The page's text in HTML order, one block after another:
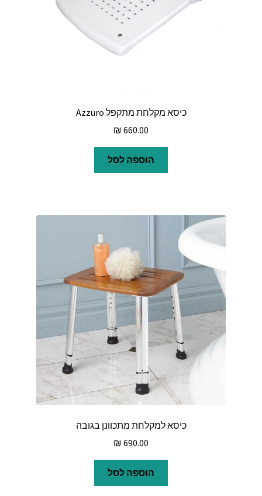
כיסא מקלחת מתקפל Azzuro
₪ 660.00
הוספה לסל
כיסא למקלחת מתכוונן בגובה
₪ 690.00
הוספה לסל